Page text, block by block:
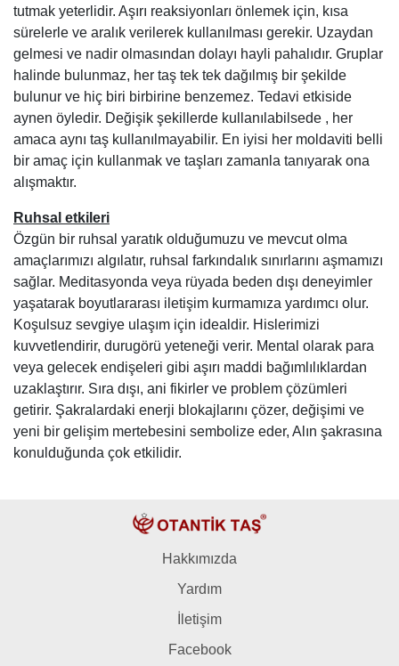
tutmak yeterlidir. Aşırı reaksiyonları önlemek için, kısa
sürelerle ve aralık verilerek kullanılması gerekir. Uzaydan
gelmesi ve nadir olmasından dolayı hayli pahalıdır. Gruplar
halinde bulunmaz, her taş tek tek dağılmış bir şekilde
bulunur ve hiç biri birbirine benzemez. Tedavi etkiside
aynen öyledir. Değişik şekillerde kullanılabilsede , her
amaca aynı taş kullanılmayabilir. En iyisi her moldaviti belli
bir amaç için kullanmak ve taşları zamanla tanıyarak ona
alışmaktır.
Ruhsal etkileri
Özgün bir ruhsal yaratık olduğumuzu ve mevcut olma
amaçlarımızı algılatır, ruhsal farkındalık sınırlarını aşmamızı
sağlar. Meditasyonda veya rüyada beden dışı deneyimler
yaşatarak boyutlararası iletişim kurmamıza yardımcı olur.
Koşulsuz sevgiye ulaşım için idealdir. Hislerimizi
kuvvetlendirir, durugörü yeteneği verir. Mental olarak para
veya gelecek endişeleri gibi aşırı maddi bağımlılıklardan
uzaklaştırır. Sıra dışı, ani fikirler ve problem çözümleri
getirir. Şakralardaki enerji blokajlarını çözer, değişimi ve
yeni bir gelişim mertebesini sembolize eder, Alın şakrasına
konulduğunda çok etkilidir.
Hakkımızda
Yardım
İletişim
Facebook